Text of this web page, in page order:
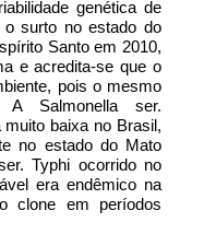
genética de
o surto no estado do
Santo em 2010,
e acredita-se que o
pois o mesmo
A Salmonella ser.
baixa no Brasil,
no estado do Mato
Typhi ocorrido no
era endêmico na
clone em períodos